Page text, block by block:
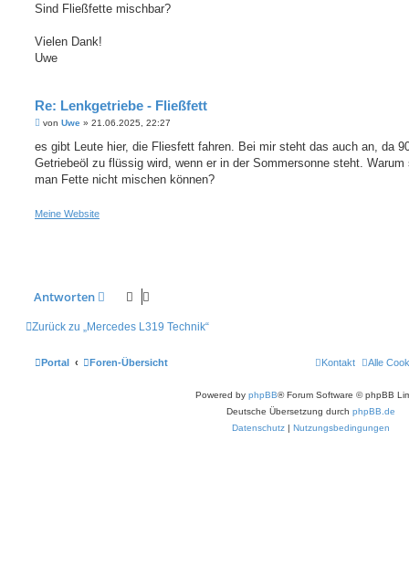
Sind Fließfette mischbar?
Vielen Dank!
Uwe
Re: Lenkgetriebe - Fließfett
B
i
r
a
von Uwe » 21.06.2025, 22:27
es gibt Leute hier, die Fliesfett fahren. Bei mir steht das auch an, da
Getriebeöl zu flüssig wird, wenn er in der Sommersonne steht. Warum
man Fette nicht mischen können?
Meine Website
Antworten
Zurück zu „Mercedes L319 Technik“
Portal Foren-Übersicht Alle
Kontakt
Powered by phpBB® Forum Software © phpBB
Deutsche Übersetzung durch phpBB.de
Datenschutz | Nutzungsbedingungen